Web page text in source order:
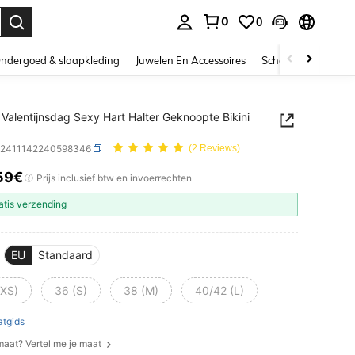
0 0
& slaapkleding Juwelen En Accessoires Schoonheid &
Sexy Hart Halter Geknoopte Bikini
(2 Reviews)
AND AVAILABILITY
Prijs inclusief btw en invoerrechten
verzending
EU Standaard
36 (S) 38 (M) 40/42 (L)
Vertel me je maat